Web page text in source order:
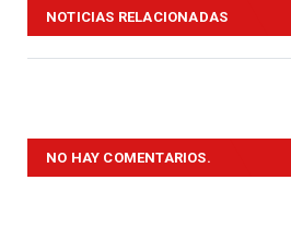
NOTICIAS RELACIONADAS
NO HAY COMENTARIOS.